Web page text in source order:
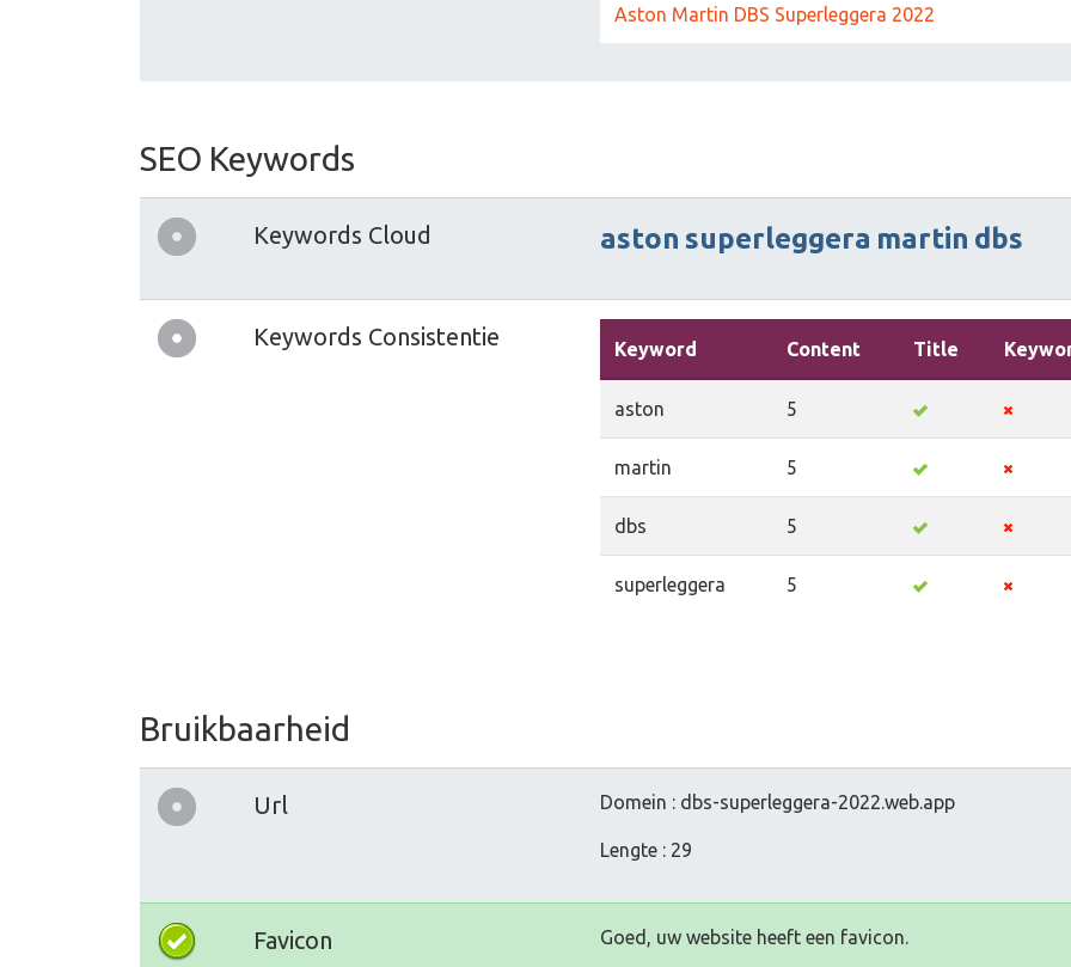
Aston Martin DBS Superleggera 2022
SEO Keywords
Keywords Cloud aston superleggera martin dbs
Keywords Consistentie Keyword Content Title
aston 5
martin 5
dbs 5
superleggera 5
Bruikbaarheid
Url Domein : dbs-superleggera-2022.web.app
Lengte : 29
Favicon Goed, uw website heeft een favicon.